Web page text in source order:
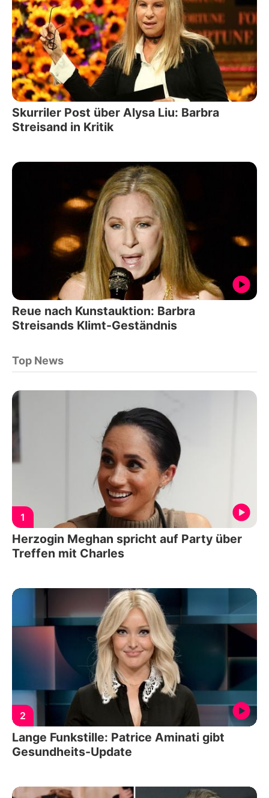
Skurriler Post über Alysa Liu: Barbra
Streisand in Kritik
Reue nach Kunstauktion: Barbra
Streisands Klimt-Geständnis
Top News
1
Herzogin Meghan spricht auf Party über
Treffen mit Charles
2
Lange Funkstille: Patrice Aminati gibt
Gesundheits-Update